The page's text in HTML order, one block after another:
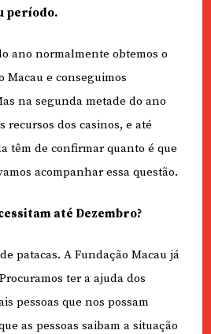
período.
ano normalmente obtemos o
e conseguimos
na segunda metade do ano
recursos dos casinos, e até
têm de confirmar quanto é que
acompanhar essa questão.
até Dezembro?
patacas. A Fundação Macau já
ter a ajuda dos
pessoas que nos possam
as pessoas saibam a situação